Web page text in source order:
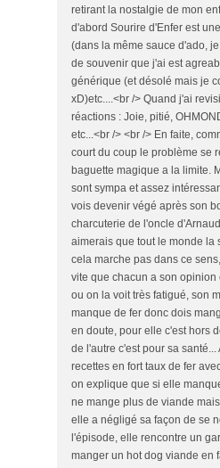
retirant la nostalgie de mon
d'abord Sourire d'Enfer est
(dans la même sauce d'ado,
de souvenir que j'ai est
générique (et désolé mais je
xD)etc....<br /> Quand j'ai
réactions : Joie, pitié,
etc...<br /> <br /> En faite,
court du coup le problème se
baguette magique a la limite.
sont sympa et assez
vois devenir végé après son
charcuterie de l'oncle
aimerais que tout le monde la
cela marche pas dans ce
vite que chacun a son
ou on la voit très fatigué, son
manque de fer donc dois
en doute, pour elle c'est hors
de l'autre c'est pour sa
recettes en fort taux de fer
on explique que si elle
ne mange plus de viande
elle a négligé sa façon de se
l'épisode, elle rencontre un
manger un hot dog viande en